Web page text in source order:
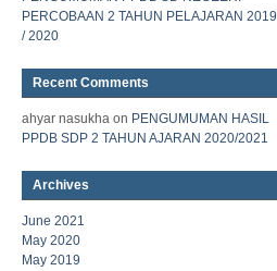
PERCOBAAN 2 TAHUN PELAJARAN 2019
/ 2020
Recent Comments
ahyar nasukha on PENGUMUMAN HASIL
PPDB SDP 2 TAHUN AJARAN 2020/2021
Archives
June 2021
May 2020
May 2019